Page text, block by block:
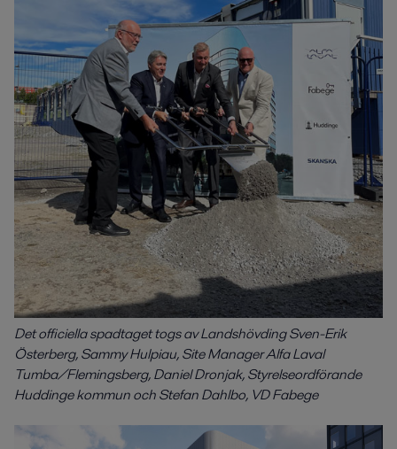
Det officiella spadtaget togs av Landshövding Sven-Erik
Österberg, Sammy Hulpiau, Site Manager Alfa Laval
Tumba/Flemingsberg, Daniel Dronjak, Styrelseordförande
Huddinge kommun och Stefan Dahlbo, VD Fabege